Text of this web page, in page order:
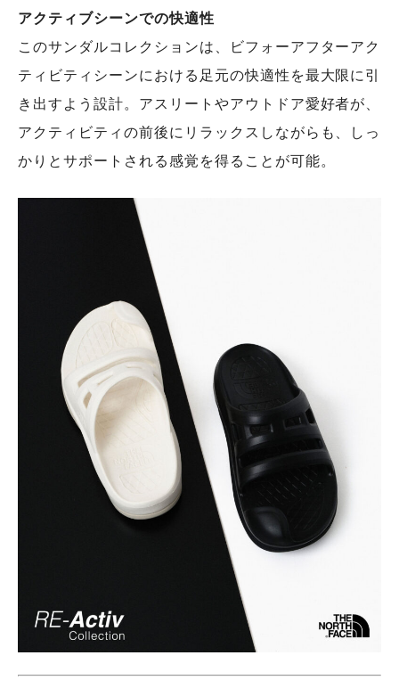
アクティブシーンでの快適性
このサンダルコレクションは、ビフォーアフターアク
ティビティシーンにおける足元の快適性を最大限に引
き出すよう設計。アスリートやアウトドア愛好者が、
アクティビティの前後にリラックスしながらも、しっ
かりとサポートされる感覚を得ることが可能。